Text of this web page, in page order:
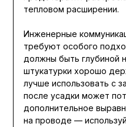
тепловом расширении.
Инженерные
требуют особого
должны быть глубиной
штукатурки хорошо
лучше использовать с
после усадки может
дополнительное
на проводе —